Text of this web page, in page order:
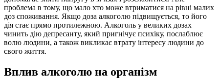
проблема в тому, що мало хто може втриматися на рівні малих
доз споживання. Якщо доза алкоголю підвищується, то його
дія стає прямо протилежною. Алкоголь у великих дозах
чинить дію депресанту, який пригнічує психіку, послаблює
волю людини, а також викликає втрату інтересу людини до
свого життя.
Вплив алкоголю на організм